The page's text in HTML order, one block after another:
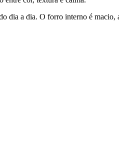
dia a dia. O forro interno é macio,